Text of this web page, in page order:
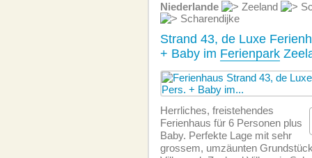
Niederlande Zeeland
Scharendijke
Strand 43, de Luxe
+ Baby im Ferienpark
Herrliches, freistehendes
Ferienhaus für 6 Personen plus
Baby. Perfekte Lage mit sehr
grossem, umzäunten